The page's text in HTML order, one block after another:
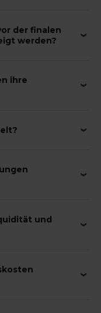
der finalen
werden?
ihre
und